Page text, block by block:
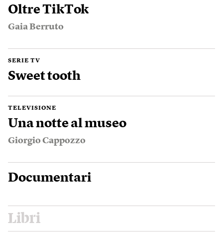
Oltre TikTok
Gaia Berruto
SERIE TV
Sweet tooth
TELEVISIONE
Una notte al museo
Giorgio Cappozzo
Documentari
Libri